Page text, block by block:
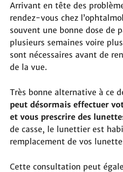
Arrivant en tête des
rendez-vous chez
souvent une bonne dose de
plusieurs semaines voire
sont nécessaires avant de
de la vue.
Très bonne alternative à ce
peut désormais effectuer
et vous prescrire des
de casse, le lunettier est
remplacement de vos
Cette consultation peut